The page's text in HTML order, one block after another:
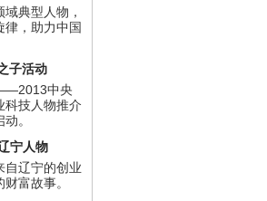
典型人物，
律，助力中国
子活动
中央
科技人物推介
。
宁人物
自辽宁的创业
富故事。